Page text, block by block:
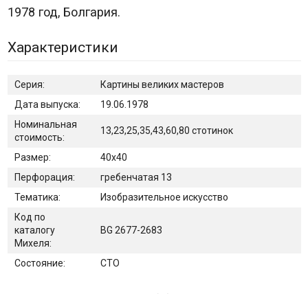
1978 год, Болгария.
Характеристики
Серия:
Картины великих мастеров
Дата выпуска:
19.06.1978
Номинальная
стоимость:
13,23,25,35,43,60,80 стотинок
Размер:
40х40
Перфорация:
гребенчатая 13
Тематика:
Изобразительное искусство
Код по
каталогу
Михеля:
BG 2677-2683
Состояние: CTO